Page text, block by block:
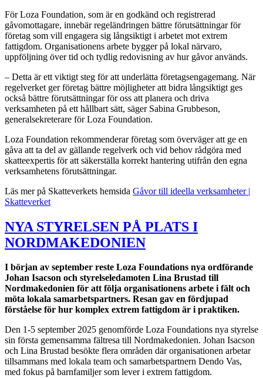
För Loza Foundation, som är en godkänd och registrerad
gåvomottagare, innebär regeländringen bättre förutsättningar för
företag som vill engagera sig långsiktigt i arbetet mot extrem
fattigdom. Organisationens arbete bygger på lokal närvaro,
uppföljning över tid och tydlig redovisning av hur gåvor används.
– Detta är ett viktigt steg för att underlätta företagsengagemang. När
regelverket ger företag bättre möjligheter att bidra långsiktigt ges
också bättre förutsättningar för oss att planera och driva
verksamheten på ett hållbart sätt, säger Sabina Grubbeson,
generalsekreterare för Loza Foundation.
Loza Foundation rekommenderar företag som överväger att ge en
gåva att ta del av gällande regelverk och vid behov rådgöra med
skatteexpertis för att säkerställa korrekt hantering utifrån den egna
verksamhetens förutsättningar.
Läs mer på Skatteverkets hemsida Gåvor till ideella verksamheter |
Skatteverket
NYA STYRELSEN PÅ PLATS I
NORDMAKEDONIEN
I början av september reste Loza Foundations nya ordförande
Johan Isacson och styrelseledamoten Lina Brustad till
Nordmakedonien för att följa organisationens arbete i fält och
möta lokala samarbetspartners. Resan gav en fördjupad
förståelse för hur komplex extrem fattigdom är i praktiken.
Den 1-5 september 2025 genomförde Loza Foundations nya styrelse
sin första gemensamma fältresa till Nordmakedonien. Johan Isacson
och Lina Brustad besökte flera områden där organisationen arbetar
tillsammans med lokala team och samarbetspartnern Dendo Vas,
med fokus på barnfamiljer som lever i extrem fattigdom.